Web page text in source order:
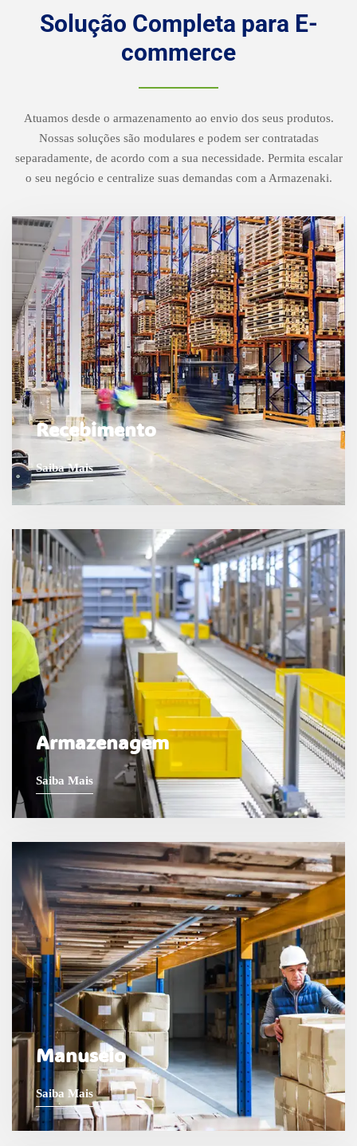
Solução Completa para E-
commerce
Atuamos desde o armazenamento ao envio dos seus produtos.
Nossas soluções são modulares e podem ser contratadas
separadamente, de acordo com a sua necessidade. Permita escalar
o seu negócio e centralize suas demandas com a Armazenaki.
Recebimento
Saiba Mais
Armazenagem
Saiba Mais
Manuseio
Saiba Mais